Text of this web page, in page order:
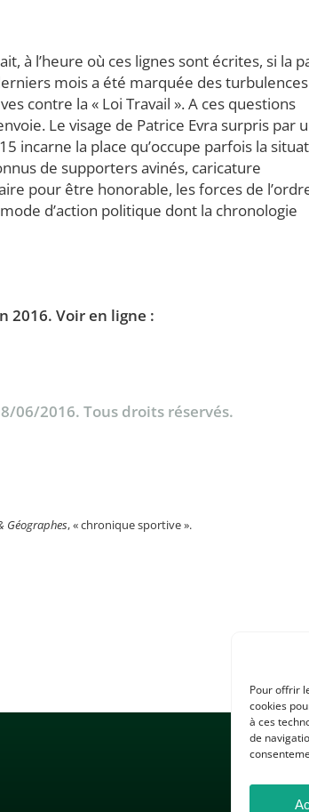
Pour offrir
cookies
à ces
de
à l’heure où ces lignes sont écrites, si la
mois a été marquée des
contre la « Loi Travail ». A ces questions
Le visage de Patrice Evra surpris par
incarne la place qu’occupe parfois la
de supporters avinés, caricature
pour être honorable, les forces de
d’action politique dont la chronologie
2016. Voir en ligne :
06/2016. Tous droits réservés.
Géographes, « chronique sportive ».